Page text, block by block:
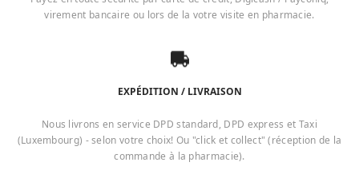
virement bancaire ou lors de la votre visite en pharmacie.
EXPÉDITION / LIVRAISON
Nous livrons en service DPD standard, DPD express et Taxi
(Luxembourg) - selon votre choix! Ou "click et collect" (réception de la
commande à la pharmacie).